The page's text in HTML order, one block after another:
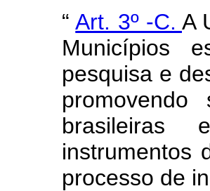
“Art. 3º -C. A
Municípios
pesquisa e
brasileiras
instrumentos
processo de